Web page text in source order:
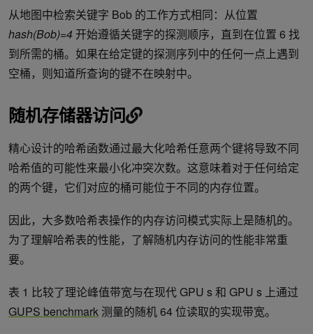
从地图中检索关键字 Bob 的工作方式相同：从位置
hash(Bob)=4 开始遵循关键字的探测顺序，直到在位置 6 找
到所需的桶。如果在给定键的探测序列中的任何一点上遇到
空桶，则知道所查询的键不在映射中。
随机存储器访问
精心设计的哈希函数通过最大化哈希任意两个键将导致不同
哈希值的可能性来最小化冲突次数。这意味着对于任何给定
的两个键，它们对应的桶可能位于不同的内存位置。
因此，大多数哈希表操作的内存访问模式实际上是随机的。
为了理解哈希表的性能，了解随机内存访问的性能非常重
要。
表 1 比较了理论峰值带宽与在现代 GPU s 和 GPU s 上通过
GUPS benchmark 测量的随机 64 位读取的实现带宽。